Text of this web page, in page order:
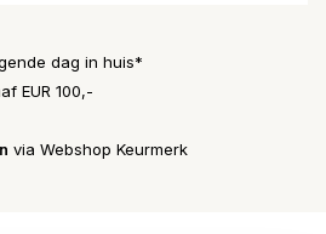
dag in huis*
EUR 100,-
via Webshop Keurmerk